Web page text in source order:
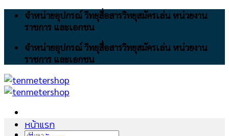
Skip
จำหน่ายอุปกรณ์ วิทยุสื่อสารวิทยุสมัครเล่น หน่วยงาน
ราชการ และเอกชน
จำหน่ายอุปกรณ์ วิทยุสื่อสารวิทยุสมัครเล่น หน่วยงาน
ราชการ และเอกชน
หน้าแรก